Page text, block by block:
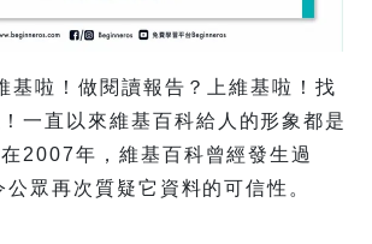
啦！做閱讀報告？上維基啦！找
一直以來維基百科給人的形象都是
2007年，維基百科曾經發生過
眾再次質疑它資料的可信性。